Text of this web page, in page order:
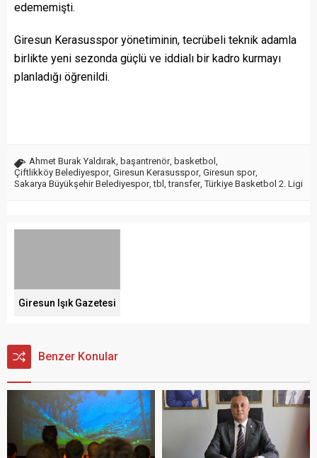
edememişti.
Giresun Kerasusspor yönetiminin, tecrübeli teknik adamla
birlikte yeni sezonda güçlü ve iddialı bir kadro kurmayı
planladığı öğrenildi.
Ahmet Burak Yaldırak, başantrenör, basketbol ,
Çiftlikköy Belediyespor, Giresun Kerasusspor, Giresun spor,
Sakarya Büyükşehir Belediyespor,tbl ,transfer,Türkiye Basketbol 2. Ligi
Giresun Işık Gazetesi
Benzer Konular